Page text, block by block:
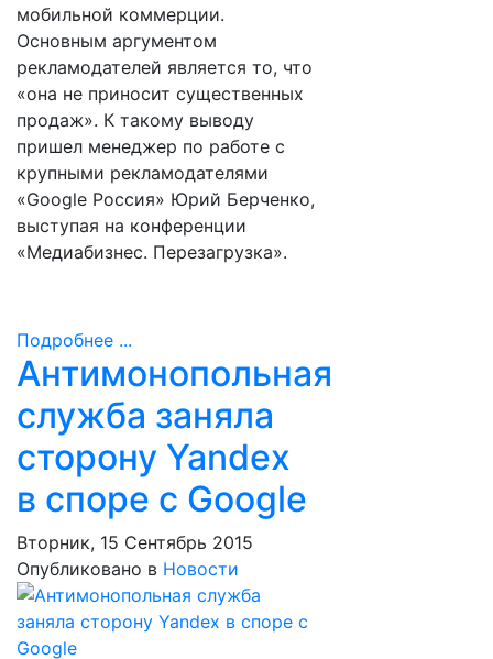
мобильной коммерции.
Основным аргументом
рекламодателей является то, что
«она не приносит существенных
продаж». К такому выводу
пришел менеджер по работе с
крупными рекламодателями
«Google Россия» Юрий Берченко,
выступая на конференции
«Медиабизнес. Перезагрузка».
Подробнее ...
Антимонопольная
служба заняла
сторону Yandex
в споре с Google
Вторник, 15 Сентябрь 2015
Опубликовано в Новости